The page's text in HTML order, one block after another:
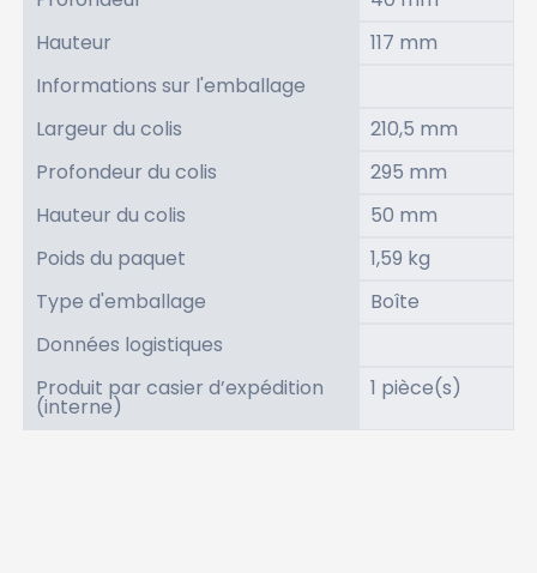
Hauteur
117 mm
Informations sur l'emballage
Largeur du colis
210,5 mm
Profondeur du colis
295 mm
Hauteur du colis
50 mm
Poids du paquet
1,59 kg
Type d'emballage
Boîte
Données logistiques
Produit par casier d’expédition
(interne)
1 pièce(s)